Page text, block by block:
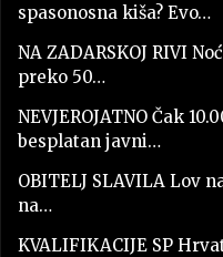
spasonosna kiša? Evo…
NA ZADARSKOJ RIVI
preko 50…
NEVJEROJATNO Čak
besplatan javni…
OBITELJ SLAVILA Lov
na…
KVALIFIKACIJE SP